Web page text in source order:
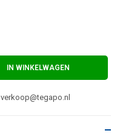
IN WINKELWAGEN
verkoop@tegapo.nl